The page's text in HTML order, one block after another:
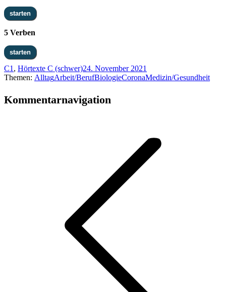
5 Verben
C1, Hörtexte C (schwer)24. November 2021
Themen: AlltagArbeit/BerufBiologieCoronaMedizin/Gesundheit
Kommentarnavigation